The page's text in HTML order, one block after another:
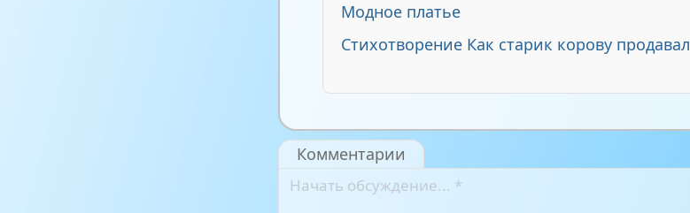
Модное платье
Стихотворение Как старик корову продавал
Комментарии